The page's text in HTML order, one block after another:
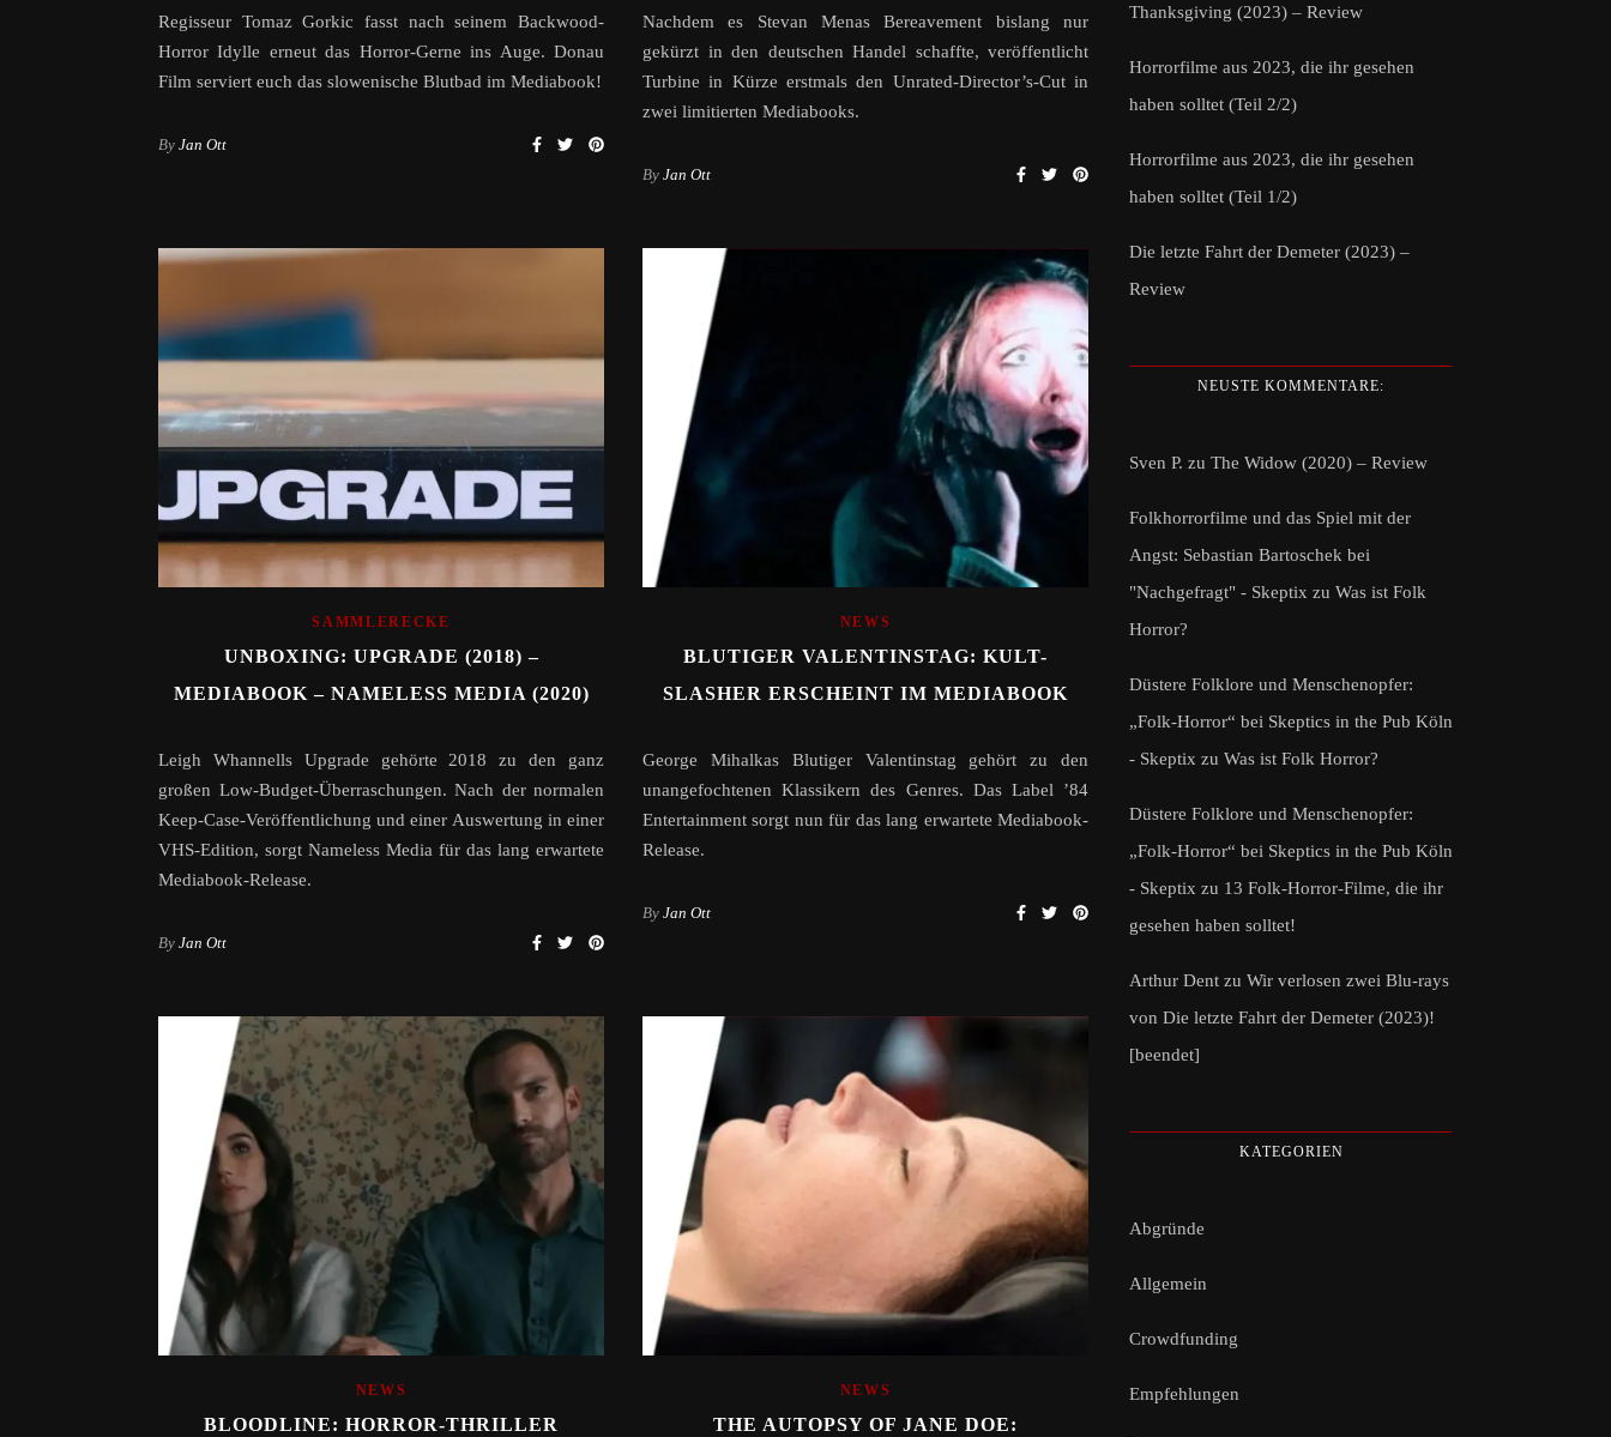
Regisseur Tomaz Gorkic fasst nach seinem Backwood-
Horror Idylle erneut das Horror-Gerne ins Auge. Donau
Film serviert euch das slowenische Blutbad im Mediabook!
By Jan Ott
Nachdem es Stevan Menas Bereavement bislang nur
gekürzt in den deutschen Handel schaffte, veröffentlicht
Turbine in Kürze erstmals den Unrated-Director’s-Cut in
zwei limitierten Mediabooks.
By Jan Ott
SAMMLERECKE
UNBOXING: UPGRADE (2018) –
MEDIABOOK – NAMELESS MEDIA (2020)
Leigh Whannells Upgrade gehörte 2018 zu den ganz
großen Low-Budget-Überraschungen. Nach der normalen
Keep-Case-Veröffentlichung und einer Auswertung in einer
VHS-Edition, sorgt Nameless Media für das lang erwartete
Mediabook-Release.
By Jan Ott
NEWS
BLUTIGER VALENTINSTAG: KULT-
SLASHER ERSCHEINT IM MEDIABOOK
George Mihalkas Blutiger Valentinstag gehört zu den
unangefochtenen Klassikern des Genres. Das Label ’84
Entertainment sorgt nun für das lang erwartete Mediabook-
Release.
By Jan Ott
NEWS
BLOODLINE: HORROR-THRILLER
NEWS
THE AUTOPSY OF JANE DOE:
Thanksgiving (2023) – Review
Horrorfilme aus 2023, die ihr gesehen
haben solltet (Teil 2/2)
Horrorfilme aus 2023, die ihr gesehen
haben solltet (Teil 1/2)
Die letzte Fahrt der Demeter (2023) –
Review
NEUSTE KOMMENTARE:
Sven P. zu The Widow (2020) – Review
Folkhorrorfilme und das Spiel mit der
Angst: Sebastian Bartoschek bei
"Nachgefragt" - Skeptix zu Was ist Folk
Horror?
Düstere Folklore und Menschenopfer:
„Folk-Horror“ bei Skeptics in the Pub Köln
- Skeptix zu Was ist Folk Horror?
Düstere Folklore und Menschenopfer:
„Folk-Horror“ bei Skeptics in the Pub Köln
- Skeptix zu 13 Folk-Horror-Filme, die ihr
gesehen haben solltet!
Arthur Dent zu Wir verlosen zwei Blu-rays
von Die letzte Fahrt der Demeter (2023)!
[beendet]
KATEGORIEN
Abgründe
Allgemein
Crowdfunding
Empfehlungen